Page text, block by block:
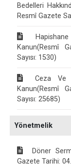
Bedelleri
Resmî Gazete
Kanun(Resmî
Sayısı: 1530)
Ceza Ve
Kanun(Resmî
Sayısı: 25685)
Yönetmelik
Döner
Gazete Tarihi: